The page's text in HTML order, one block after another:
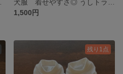
1,500円
残り1点